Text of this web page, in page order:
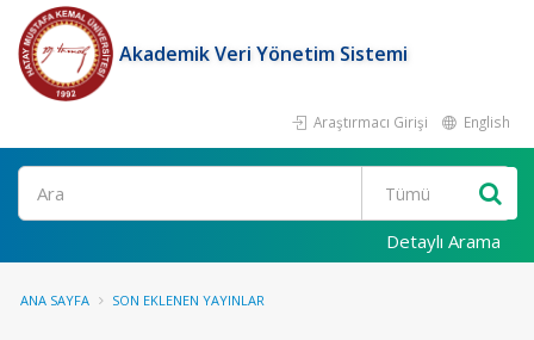
Akademik Veri Yönetim Sistemi
Araştırmacı Girişi English
Ara
Detaylı Arama
ANA SAYFA SON EKLENEN YAYINLAR